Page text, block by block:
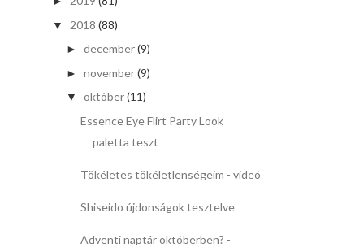
▼ 2018 (88)
► december(9)
► november(9)
▼ október(11)
Essence Eye Flirt Party Look
paletta teszt
Tökéletes tökéletlenségeim - videó
Shiseido újdonságok tesztelve
Adventi naptár októberben? -